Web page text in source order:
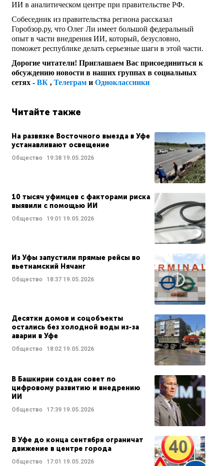
ИИ в аналитическом центре при правительстве РФ.
Собеседник из правительства региона рассказал
Горобзор.ру, что Олег Ли имеет большой федеральный
опыт в части внедрения ИИ, который, безусловно,
поможет республике делать серьезные шаги в этой части.
Дорогие читатели! Приглашаем Вас присоединиться к
обсуждению новости в наших группах в социальных
сетях - ВК , Телеграм и Одноклассники
Читайте также
На развязке Восточного выезда в Уфе
устанавливают освещение
Общество 19:38 19.05.2026
10 тысяч уфимцев с факторами риска
выявили с помощью ИИ
Общество 19:01 19.05.2026
Из Уфы запустили прямые рейсы во
вьетнамский Нячанг
Общество 18:37 19.05.2026
Десятки домов и соцобъекты
остались без холодной воды из-за
аварии в Уфе
Общество 18:02 19.05.2026
В Башкирии создан совет по
цифровому развитию и внедрению
ИИ
Общество 17:39 19.05.2026
В Уфе до конца сентября ограничат
движение в центре города
Общество 17:01 19.05.2026